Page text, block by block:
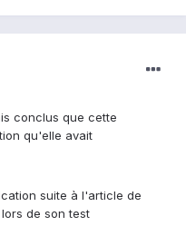
conclus que cette
qu'elle avait
suite à l'article de
de son test